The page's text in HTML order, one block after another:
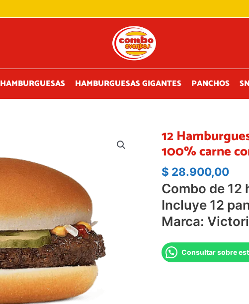
HAMBURGUESAS HAMBURGUESAS GIGANTES PANCHOS
12
100% carne
$ 28.900,00
Combo de 12
Incluye 12
Marca:
Consultar sobre